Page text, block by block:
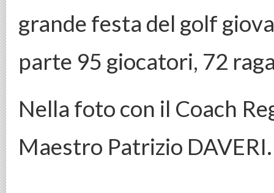
grande festa del golf
parte 95 giocatori, 72
Nella foto con il Coach
Maestro Patrizio DAVERI.